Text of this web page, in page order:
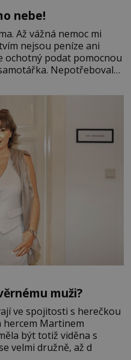
nebe!
Až vážná nemoc mi
nejsou peníze ani
ochotný podat pomocnou
Nepotřebovala
po studiích jsem
muži?
ve spojitosti s herečkou
Martinem
být totiž viděna s
velmi družně, až d